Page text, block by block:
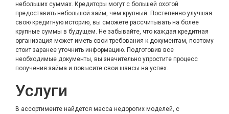
небольших суммах. Кредиторы могут с большей охотой
предоставить небольшой займ, чем крупный. Постепенно улучшая
свою кредитную историю, вы сможете рассчитывать на более
крупные суммы в будущем. Не забывайте, что каждая кредитная
организация может иметь свои требования к документам, поэтому
стоит заранее уточнить информацию. Подготовив все
необходимые документы, вы значительно упростите процесс
получения займа и повысите свои шансы на успех.
Услуги
В ассортименте найдется масса недорогих моделей, с